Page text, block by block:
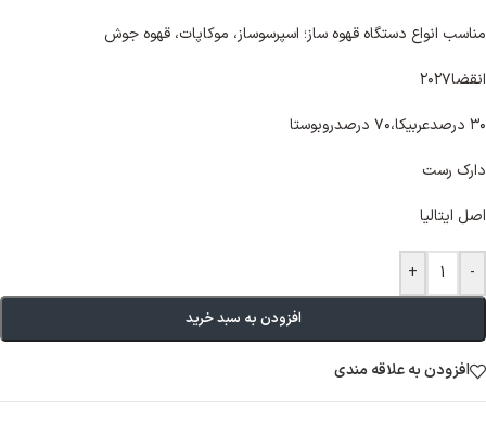
مناسب انواع دستگاه قهوه ساز؛ اسپرسوساز، موکاپات، قهوه جوش
انقضا۲۰۲۷
۳۰ درصدعربیکا،۷۰ درصدروبوستا
دارک رست
اصل ایتالیا
-
+
افزودن به سبد خرید
افزودن به علاقه مندی